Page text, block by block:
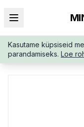
Kasutame küpsiseid
parandamiseks. Loe
AVALEHT / SWITCHID
ABB